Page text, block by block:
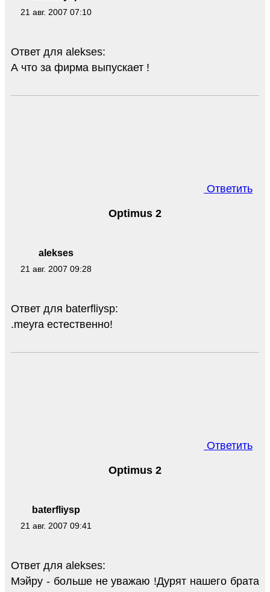
21 авг. 2007 07:10
Ответ для alekses:
А что за фирма выпускает !
Ответить
alekses
21 авг. 2007 09:28
Optimus 2
Ответ для baterfliysp:
.meyra естественно!
Ответить
baterfliysp
21 авг. 2007 09:41
Optimus 2
Ответ для alekses:
Мэйру - больше не уважаю !Дурят нашего брата